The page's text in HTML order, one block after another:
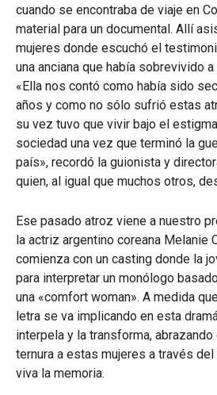
cuando se encontraba de viaje en
material para un documental. Allí
mujeres donde escuchó el
una anciana que había sobrevivido
«Ella nos contó como había sido
años y como no sólo sufrió estas
su vez tuvo que vivir bajo el
sociedad una vez que terminó la
país», recordó la guionista y
quien, al igual que muchos otros,
Ese pasado atroz viene a nuestro
la actriz argentino coreana Melanie
comienza con un casting donde la
para interpretar un monólogo
una «comfort woman». A medida
letra se va implicando en esta
interpela y la transforma,
ternura a estas mujeres a través
viva la memoria.